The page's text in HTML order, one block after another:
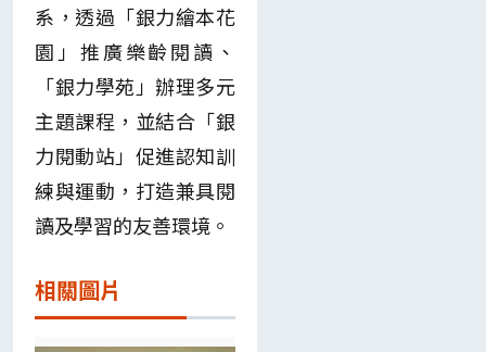
系，透過「銀力繪本花
園」推廣樂齡閱讀、
「銀力學苑」辦理多元
主題課程，並結合「銀
力閱動站」促進認知訓
練與運動，打造兼具閱
讀及學習的友善環境。
相關圖片